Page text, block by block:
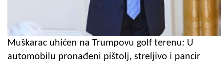
Muškarac uhićen na Trumpovu golf terenu: U
automobilu pronađeni pištolj, streljivo i pancir